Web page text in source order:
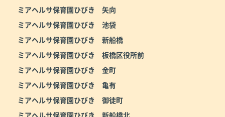
ミアヘルサ保育園ひびき 矢向
ミアヘルサ保育園ひびき 池袋
ミアヘルサ保育園ひびき 新船橋
ミアヘルサ保育園ひびき 板橋区役所前
ミアヘルサ保育園ひびき 金町
ミアヘルサ保育園ひびき 亀有
ミアヘルサ保育園ひびき 御徒町
ミアヘルサ保育園ひびき 新船橋北